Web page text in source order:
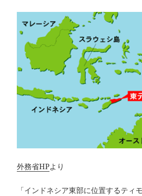
外務省HPより
「インドネシア東部に位置するティ